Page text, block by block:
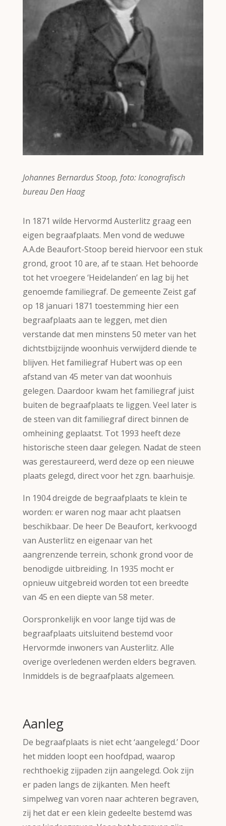
Johannes Bernardus Stoop, foto: Iconografisch
bureau Den Haag
In 1871 wilde Hervormd Austerlitz graag een
eigen begraafplaats. Men vond de weduwe
A.A.de Beaufort-Stoop bereid hiervoor een stuk
grond, groot 10 are, af te staan. Het behoorde
tot het vroegere ‘Heidelanden’ en lag bij het
genoemde familiegraf. De gemeente Zeist gaf
op 18 januari 1871 toestemming hier een
begraafplaats aan te leggen, met dien
verstande dat men minstens 50 meter van het
dichtstbijzijnde woonhuis verwijderd diende te
blijven. Het familiegraf Hubert was op een
afstand van 45 meter van dat woonhuis
gelegen. Daardoor kwam het familiegraf juist
buiten de begraafplaats te liggen. Veel later is
de steen van dit familiegraf direct binnen de
omheining geplaatst. Tot 1993 heeft deze
historische steen daar gelegen. Nadat de steen
was gerestaureerd, werd deze op een nieuwe
plaats gelegd, direct voor het zgn. baarhuisje.
In 1904 dreigde de begraafplaats te klein te
worden: er waren nog maar acht plaatsen
beschikbaar. De heer De Beaufort, kerkvoogd
van Austerlitz en eigenaar van het
aangrenzende terrein, schonk grond voor de
benodigde uitbreiding. In 1935 mocht er
opnieuw uitgebreid worden tot een breedte
van 45 en een diepte van 58 meter.
Oorspronkelijk en voor lange tijd was de
begraafplaats uitsluitend bestemd voor
Hervormde inwoners van Austerlitz. Alle
overige overledenen werden elders begraven.
Inmiddels is de begraafplaats algemeen.
Aanleg
De begraafplaats is niet echt ‘aangelegd.’ Door
het midden loopt een hoofdpad, waarop
rechthoekig zijpaden zijn aangelegd. Ook zijn
er paden langs de zijkanten. Men heeft
simpelweg van voren naar achteren begraven,
zij het dat er een klein gedeelte bestemd was